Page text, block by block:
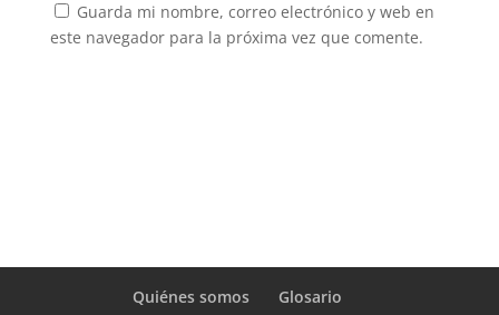
Guarda mi nombre, correo electrónico y web en
este navegador para la próxima vez que comente.
Quiénes somos Glosario